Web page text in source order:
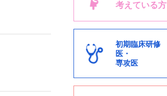
考えている方
初期臨床研修
医・
専攻医